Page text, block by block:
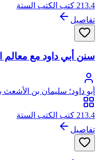
213.4 كتب الكتب الستة
تفاصيل
سنن أبي داود مع
أبو داود؛ سليمان بن
أبو داود
213.4 كتب الكتب الستة
تفاصيل